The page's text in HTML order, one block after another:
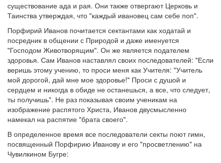
существование ада и рая. Они также отвергают Церковь и
Таинства утверждая, что "каждый ивановец сам себе поп".
Порфирий Иванов почитается сектантами как ходатай и
посредник в общении с Природой и даже именуется
"Господом Животворящим". Он же является подателем
здоровья. Сам Иванов наставлял своих последователей: "Если
веришь этому учению, то проси меня как Учителя: "Учитель
мой дорогой, дай мне мое здоровье!" Проси с душой и
сердцем и никогда в обиде не останешься, а все, что следует,
ты получишь". Не раз показывая своим ученикам на
изображение распятого Христа, Иванов двусмысленно
намекал на распятие "брата своего".
В определенное время все последователи секты поют гимн,
посвященный Порфирию Иванову и его "просветлению" на
Чувилкином Бугре: